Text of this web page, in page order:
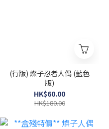
(行版) 燦子忍者人偶 (藍色
版)
HK$60.00
HK$180.00